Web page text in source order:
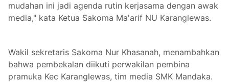
mudahan ini jadi agenda rutin kerjasama dengan awak
media," kata Ketua Sakoma Ma'arif NU Karanglewas.
Wakil sekretaris Sakoma Nur Khasanah, menambahkan
bahwa pembekalan diikuti perwakilan pembina
pramuka Kec Karanglewas, tim media SMK Mandaka.